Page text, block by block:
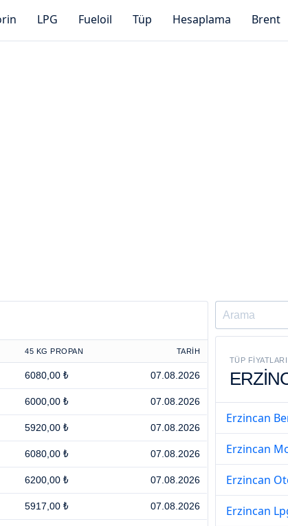
LPG Fueloil Tüp Hesaplama Brent
45 KG PROPAN TARİH
6080,00 ₺ 07.08.2026
6000,00 ₺ 07.08.2026
5920,00 ₺ 07.08.2026
6080,00 ₺ 07.08.2026
6200,00 ₺ 07.08.2026
5917,00 ₺ 07.08.2026
TÜP FIYATLARI
Erzincan
Erzincan
Erzincan
Erzincan